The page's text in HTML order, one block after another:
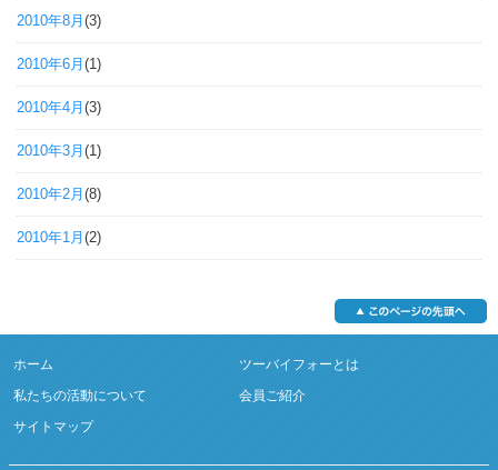
2010年8月 (3)
2010年6月 (1)
2010年4月 (3)
2010年3月 (1)
2010年2月 (8)
2010年1月 (2)
ホーム
ツーバイフォーとは
私たちの活動について
会員ご紹介
サイトマップ